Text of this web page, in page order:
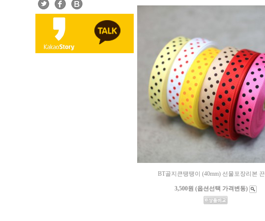
BT골지큰땡땡이 (40mm) 선물포장리본 끈
3,500원 (옵션선택 가격변동)